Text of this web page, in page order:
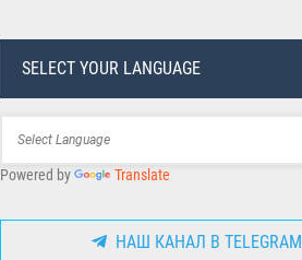
SELECT YOUR LANGUAGE
Powered by Translate
НАШ КАНАЛ В TELEGRAM